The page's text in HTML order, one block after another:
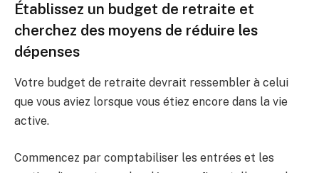
Établissez un budget de retraite et
cherchez des moyens de réduire les
dépenses
Votre budget de retraite devrait ressembler à celui
que vous aviez lorsque vous étiez encore dans la vie
active.
Commencez par comptabiliser les entrées et les